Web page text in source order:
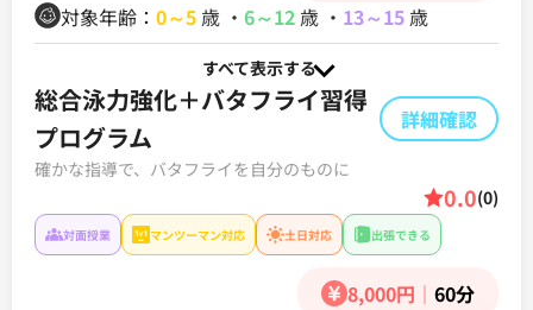
対象年齢：0～5 歳 ・6～12 歳 ・ 13～15 歳
すべて表示する
総合泳力強化＋バタフライ習得
プログラム
詳細確認
確かな指導で、バタフライを自分のものに
0.0(0)
対面授業 マンツーマン対応 土日対応 出張できる
8,000円 ｜ 60分